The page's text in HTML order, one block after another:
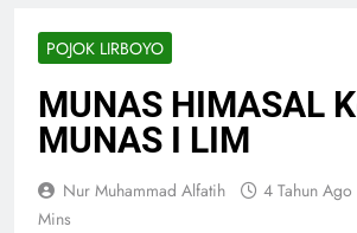
POJOK LIRBOYO
MUNAS HIMASAL
MUNAS I LIM
Nur Muhammad Alfatih 4 Tahun Ago
Mins